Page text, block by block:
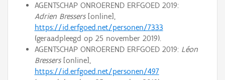
AGENTSCHAP ONROEREND ERFGOED 2019:
Adrien Bressers[online],
https://id.erfgoed.net/personen/7333
(geraadpleegd op 25 november 2019).
AGENTSCHAP ONROEREND ERFGOED 2019: Léon
Bressers[online],
https://id.erfgoed.net/personen/497